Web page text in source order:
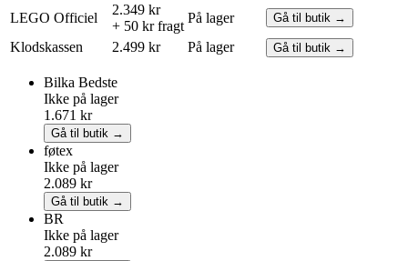
LEGO Officiel
2.349 kr
+ 50 kr fragt
På lager Gå til butik →
Klodskassen 2.499 kr På lager Gå til butik →
Bilka Bedste
Ikke på lager
1.671 kr
Gå til butik →
føtex
Ikke på lager
2.089 kr
Gå til butik →
BR
Ikke på lager
2.089 kr